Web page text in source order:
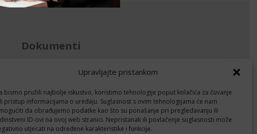
Upravljajte pristankom
bismo pružili najbolje iskustvo, koristimo tehnologije poput kolačića za čuvanje
pristup informacijama o uređaju. Suglasnost s ovim tehnologijama će nam
da obrađujemo podatke kao što su ponašanje pri pregledavanju ili
ID-ovi na ovoj web stranici. Nepristanak ili povlačenje suglasnosti može
utjecati na određene karakteristike i funkcije.
Dokumenti
Politika kolačića (EU)
Follow